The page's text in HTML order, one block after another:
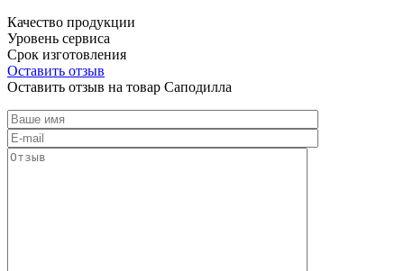
Качество продукции
Уровень сервиса
Срок изготовления
Оставить отзыв
Оставить отзыв на товар Саподилла